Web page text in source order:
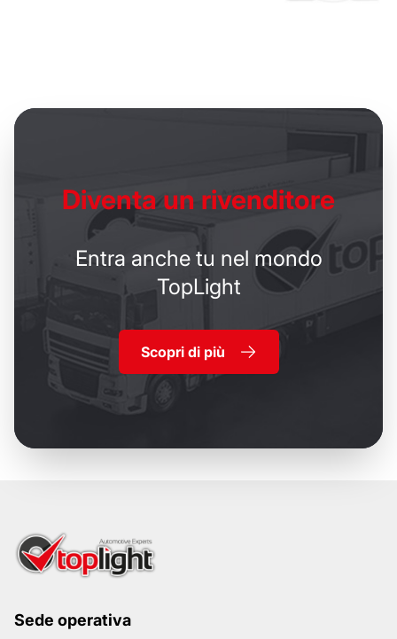
Diventa un rivenditore
Entra anche tu nel mondo
TopLight
Scopri di più
Sede operativa